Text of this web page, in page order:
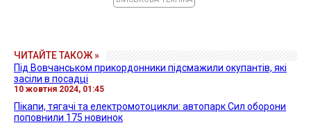
ЧИТАЙТЕ ТАКОЖ »
Під Вовчанськом прикордонники підсмажили окупантів, які
засіли в посадці
10 жовтня 2024, 01:45
Пікапи, тягачі та електромотоцикли: автопарк Сил оборони
поповнили 175 новинок